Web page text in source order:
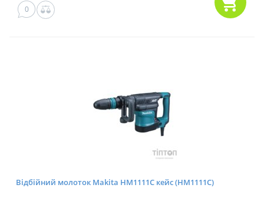
0
Відбійний молоток Makita HM1111C кейс (HM1111C)